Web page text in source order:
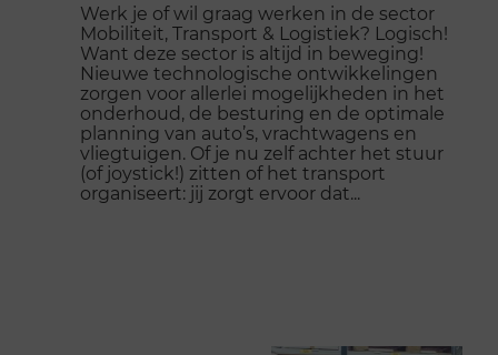
Werk je of wil graag werken in de sector
Mobiliteit, Transport & Logistiek? Logisch!
Want deze sector is altijd in beweging!
Nieuwe technologische ontwikkelingen
zorgen voor allerlei mogelijkheden in het
onderhoud, de besturing en de optimale
planning van auto’s, vrachtwagens en
vliegtuigen. Of je nu zelf achter het stuur
(of joystick!) zitten of het transport
organiseert: jij zorgt ervoor dat...